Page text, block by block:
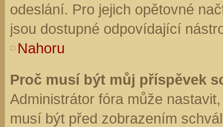
odeslání. Pro jejich opětovné
jsou dostupné odpovídající
Nahoru
Proč musí být můj příspěvek
Administrátor fóra může
musí být před zobrazením